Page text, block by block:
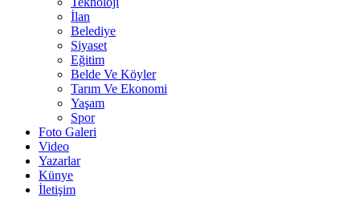
İlan
Belediye
Siyaset
Eğitim
Belde Ve Köyler
Tarım Ve Ekonomi
Yaşam
Spor
Foto Galeri
Video
Yazarlar
Künye
İletişim